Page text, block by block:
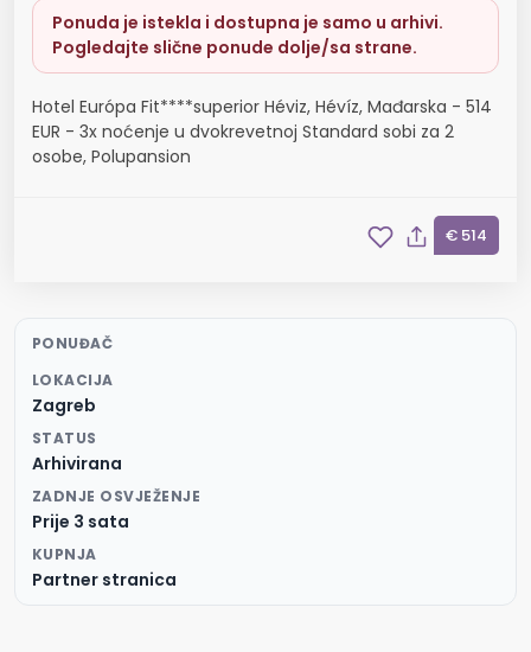
Ponuda je istekla i dostupna je samo u arhivi.
Pogledajte slične ponude dolje/sa strane.
Hotel Európa Fit****superior Héviz, Hévíz, Mađarska - 514
EUR - 3x noćenje u dvokrevetnoj Standard sobi za 2
osobe, Polupansion
€ 514
PONUĐAČ
LOKACIJA
Zagreb
STATUS
Arhivirana
ZADNJE OSVJEŽENJE
Prije 3 sata
KUPNJA
Partner stranica